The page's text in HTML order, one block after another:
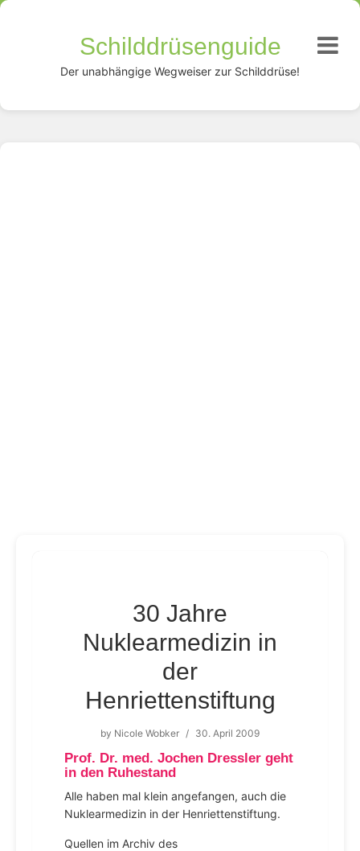
Schilddrüsenguide
Der unabhängige Wegweiser zur Schilddrüse!
30 Jahre
Nuklearmedizin in
der
Henriettenstiftung
by Nicole Wobker / 30. April 2009
Prof. Dr. med. Jochen Dressler geht
in den Ruhestand
Alle haben mal klein angefangen, auch die
Nuklearmedizin in der Henriettenstiftung.
Quellen im Archiv des